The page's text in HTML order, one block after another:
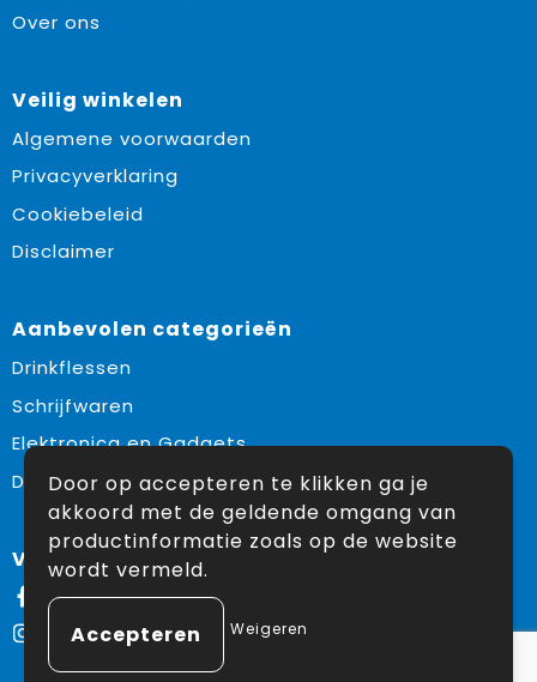
Over ons
Veilig winkelen
Algemene voorwaarden
Privacyverklaring
Cookiebeleid
Disclaimer
Aanbevolen categorieën
Drinkflessen
Schrijfwaren
Elektronica en Gadgets
Draagtassen
Volg ons op:
Facebook
Instagram
Door op accepteren te klikken ga je
akkoord met de geldende omgang van
productinformatie zoals op de website
wordt vermeld.
Weigeren